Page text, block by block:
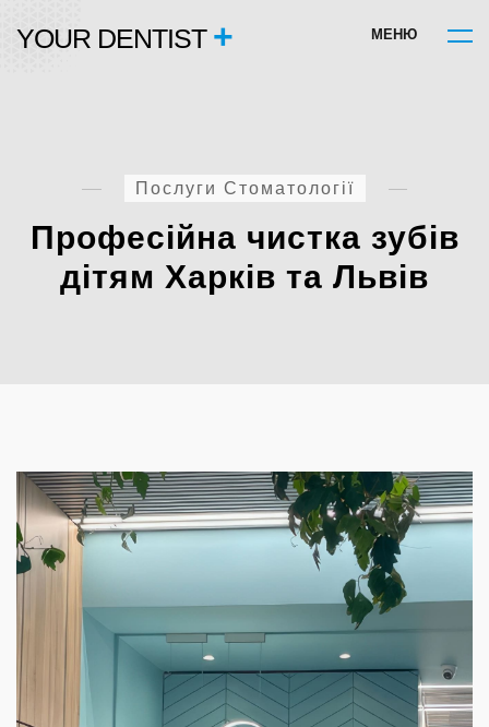
YOUR DENTIST + М ЕН Ю
Послуги Стоматології
Професійна чистка зубів
дітям Харків та Львів